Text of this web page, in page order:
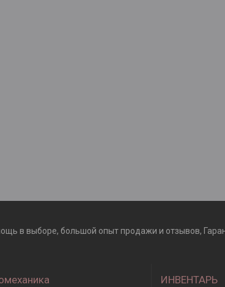
в выборе, большой опыт продажи и отзывов,
ИНВЕНТАРЬ